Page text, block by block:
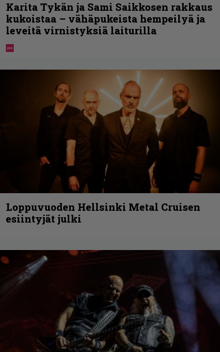
Karita Tykän ja Sami Saikkosen rakkaus
kukoistaa – vähäpukeista hempeilyä ja
leveitä virnistyksiä laiturilla
Loppuvuoden Hellsinki Metal Cruisen
esiintyjät julki